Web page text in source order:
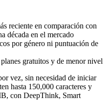
reciente en comparación con
década en el mercado
por género ni puntuación de
gratuitos y de menor nivel
vez, sin necesidad de iniciar
hasta 150,000 caracteres y
con DeepThink, Smart